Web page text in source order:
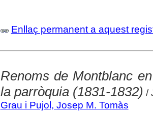
Enllaç permanent a aquest
Renoms de Montblanc
la parròquia (1831-1832) /
Grau i Pujol, Josep M. Tomàs